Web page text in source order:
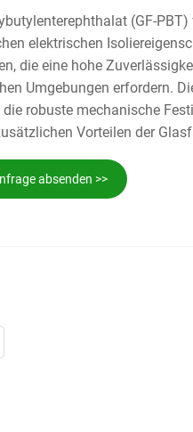
(GF-
elektrischen
die eine hohe
Umgebungen erfordern.
robuste mechanische
Vorteilen der
gepaart mit einer
Chemikalien machen GF-
absenden >>